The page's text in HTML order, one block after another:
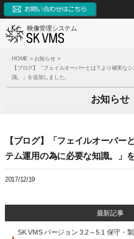
映像管理システム
SK VMSとは
SK VMSとは
構成例
参考録画日数
価格（ライセンス体系）
最大接続台数
SK VMSの特長
9つの革新点
対応カメラメーカー・デバイス
イベントとアクション
外部システムとの連携
3種類の録画モード
ユーザー管理
サポート
サポート
FAQ
ダウンロード
ブログ
ブログ
お問い合わせ
システム・ケイAIサイトへ
HOME
お知らせ
【ブログ】「フェイルオーバーとは？より確実な
識。」を追加しました。
お知らせ
【ブログ】「フェイルオーバー
テム運用の為に必要な知識。」
2017/12/19
最新記事
SK VMS バージョン 3.2～5.1 保守・